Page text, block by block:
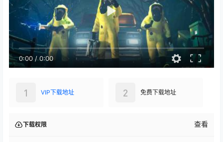
0:00 /0:00
VIP下载地址
1 免费下载地址
2
下载权限 查看